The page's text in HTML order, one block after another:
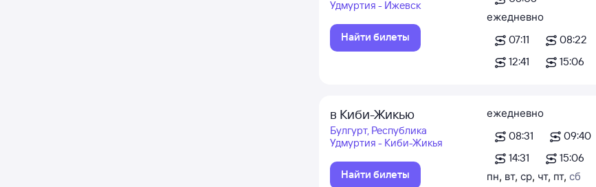
Удмуртия - Ижевск
Найти билеты
ежедневно
07:11
08:22
12:41
15:06
в Киби-Жикью
Булгурт, Республика
Удмуртия - Киби-Жикья
Найти билеты
ежедневно
08:31
09:40
14:31
15:06
пн, вт, ср, чт, пт, сб